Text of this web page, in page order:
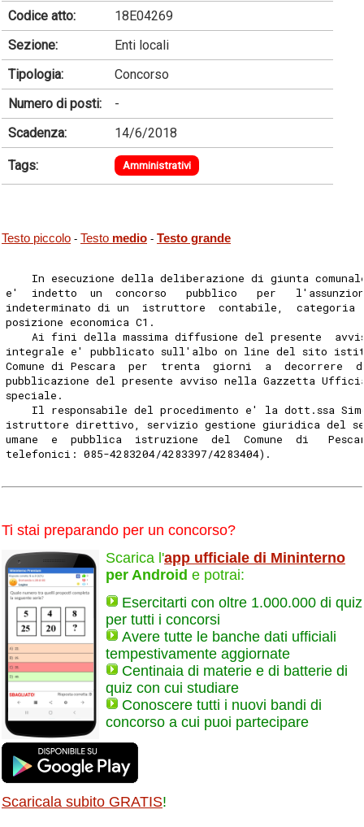
Codice atto:
18E04269
Sezione:
Enti locali
Tipologia:
Concorso
Numero di posti:
-
Scadenza:
14/6/2018
Tags: Amministrativi
Testo piccolo - Testo medio - Testo grande
In esecuzione della deliberazione di giunta
e'  indetto  un  concorso   pubblico   per
indeterminato di un  istruttore  contabile,
posizione economica C1.
Ai fini della massima diffusione del presente
integrale e' pubblicato sull'albo on line del sito
Comune di Pescara  per  trenta  giorni  a  decorrere
pubblicazione del presente avviso nella Gazzetta
speciale.
Il responsabile del procedimento e' la dott.ssa
istruttore direttivo, servizio gestione giuridica del
umane  e  pubblica  istruzione  del  Comune  di
telefonici: 085-4283204/4283397/4283404).
Ti stai preparando per un concorso?
Scarica l'app ufficiale di Mininterno
per Android e potrai:
Esercitarti con oltre 1.000.000 di quiz
per tutti i concorsi
Avere tutte le banche dati ufficiali
tempestivamente aggiornate
Centinaia di materie e di batterie di
quiz con cui studiare
Conoscere tutti i nuovi bandi di
concorso a cui puoi partecipare
Scaricala subito GRATIS!